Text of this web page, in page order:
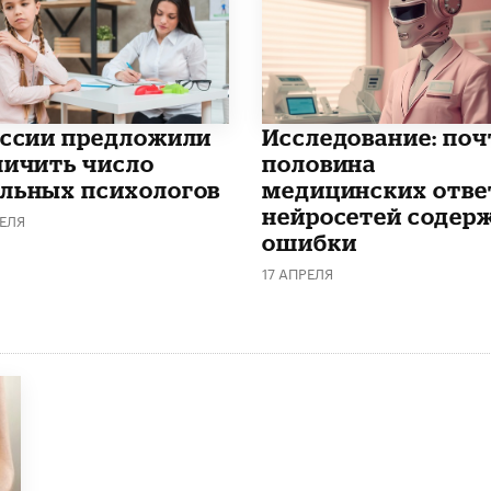
предложили
число
психологов
Исследование:
половина
медицинских
нейросетей
ошибки
17 АПРЕЛЯ